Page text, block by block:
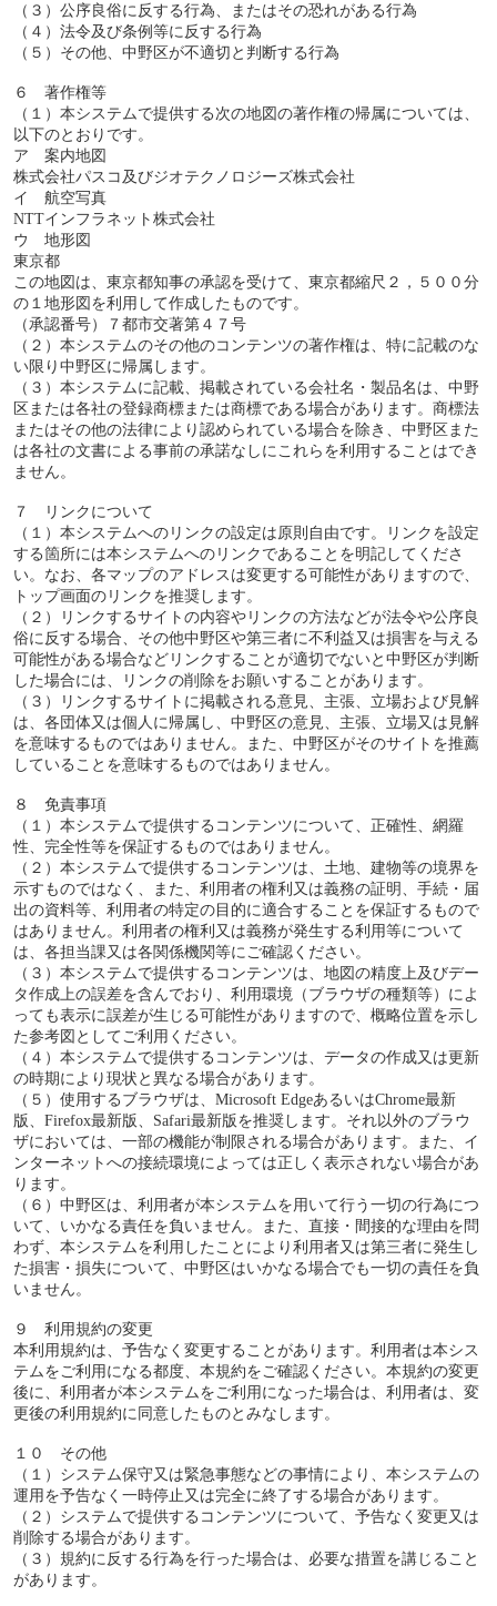
（３）公序良俗に反する行為、またはその恐れがある行為
（４）法令及び条例等に反する行為
（５）その他、中野区が不適切と判断する行為
６ 著作権等
（１）本システムで提供する次の地図の著作権の帰属については、
以下のとおりです。
ア 案内地図
株式会社パスコ及びジオテクノロジーズ株式会社
イ 航空写真
NTTインフラネット株式会社
ウ 地形図
東京都
この地図は、東京都知事の承認を受けて、東京都縮尺２，５００分
の１地形図を利用して作成したものです。
（承認番号）７都市交著第４７号
（２）本システムのその他のコンテンツの著作権は、特に記載のな
い限り中野区に帰属します。
（３）本システムに記載、掲載されている会社名・製品名は、中野
区または各社の登録商標または商標である場合があります。商標法
またはその他の法律により認められている場合を除き、中野区また
は各社の文書による事前の承諾なしにこれらを利用することはでき
ません。
７ リンクについて
（１）本システムへのリンクの設定は原則自由です。リンクを設定
する箇所には本システムへのリンクであることを明記してくださ
い。なお、各マップのアドレスは変更する可能性がありますので、
トップ画面のリンクを推奨します。
（２）リンクするサイトの内容やリンクの方法などが法令や公序良
俗に反する場合、その他中野区や第三者に不利益又は損害を与える
可能性がある場合などリンクすることが適切でないと中野区が判断
した場合には、リンクの削除をお願いすることがあります。
（３）リンクするサイトに掲載される意見、主張、立場および見解
は、各団体又は個人に帰属し、中野区の意見、主張、立場又は見解
を意味するものではありません。また、中野区がそのサイトを推薦
していることを意味するものではありません。
８ 免責事項
（１）本システムで提供するコンテンツについて、正確性、網羅
性、完全性等を保証するものではありません。
（２）本システムで提供するコンテンツは、土地、建物等の境界を
示すものではなく、また、利用者の権利又は義務の証明、手続・届
出の資料等、利用者の特定の目的に適合することを保証するもので
はありません。利用者の権利又は義務が発生する利用等について
は、各担当課又は各関係機関等にご確認ください。
（３）本システムで提供するコンテンツは、地図の精度上及びデー
タ作成上の誤差を含んでおり、利用環境（ブラウザの種類等）によ
っても表示に誤差が生じる可能性がありますので、概略位置を示し
た参考図としてご利用ください。
（４）本システムで提供するコンテンツは、データの作成又は更新
の時期により現状と異なる場合があります。
（５）使用するブラウザは、Microsoft EdgeあるいはChrome最新
版、Firefox最新版、Safari最新版を推奨します。それ以外のブラウ
ザにおいては、一部の機能が制限される場合があります。また、イ
ンターネットへの接続環境によっては正しく表示されない場合があ
ります。
（６）中野区は、利用者が本システムを用いて行う一切の行為につ
いて、いかなる責任を負いません。また、直接・間接的な理由を問
わず、本システムを利用したことにより利用者又は第三者に発生し
た損害・損失について、中野区はいかなる場合でも一切の責任を負
いません。
９ 利用規約の変更
本利用規約は、予告なく変更することがあります。利用者は本シス
テムをご利用になる都度、本規約をご確認ください。本規約の変更
後に、利用者が本システムをご利用になった場合は、利用者は、変
更後の利用規約に同意したものとみなします。
１０ その他
（１）システム保守又は緊急事態などの事情により、本システムの
運用を予告なく一時停止又は完全に終了する場合があります。
（２）システムで提供するコンテンツについて、予告なく変更又は
削除する場合があります。
（３）規約に反する行為を行った場合は、必要な措置を講じること
があります。